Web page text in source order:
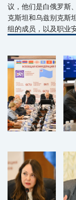
议，他们是白俄罗斯
克斯坦和乌兹别克斯
组的成员，以及职业